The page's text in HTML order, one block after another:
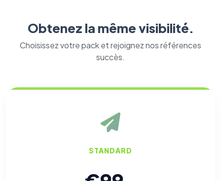
Obtenez la même visibilité.
Choisissez votre pack et rejoignez nos références
succès.
STANDARD